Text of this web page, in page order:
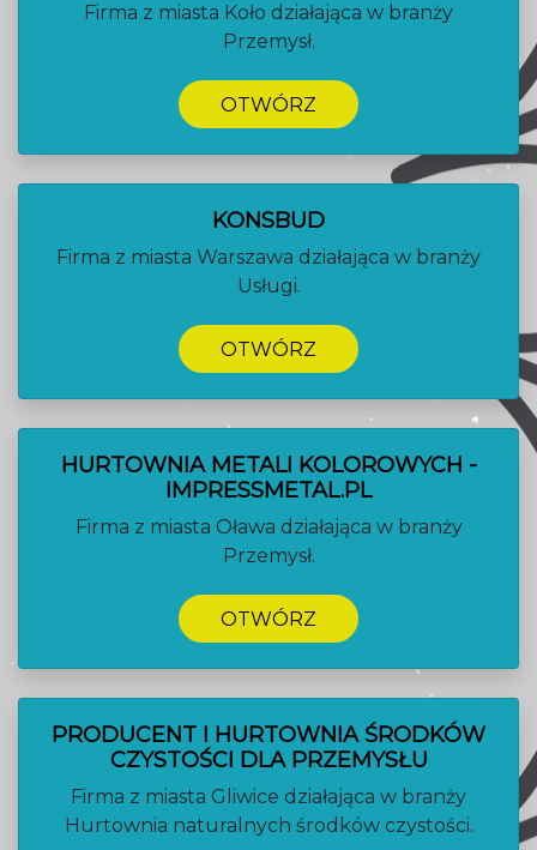
Firma z miasta Koło działająca w branży
Przemysł.
OTWÓRZ
KONSBUD
Firma z miasta Warszawa działająca w branży
Usługi.
OTWÓRZ
HURTOWNIA METALI KOLOROWYCH -
IMPRESSMETAL.PL
Firma z miasta Oława działająca w branży
Przemysł.
OTWÓRZ
PRODUCENT I HURTOWNIA ŚRODKÓW
CZYSTOŚCI DLA PRZEMYSŁU
Firma z miasta Gliwice działająca w branży
Hurtownia naturalnych środków czystości.